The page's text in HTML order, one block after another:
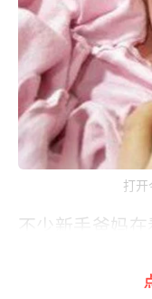
打开
不少新手爸妈
开始了无尽的
其实大多数新